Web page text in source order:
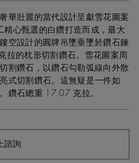
華壯麗的當代設計呈獻雪花圖案
心甄選的白鑽打造而成，最大
空設計的圓牌吊墜垂墜於鑽石鍊
拉的枕形切割鑽石。雪花圖案周
割鑽石，以鑽石勾勒弧線向外散
式切割鑽石。這無疑是一件如
鑽石總重 17.07 克拉。
諮詢